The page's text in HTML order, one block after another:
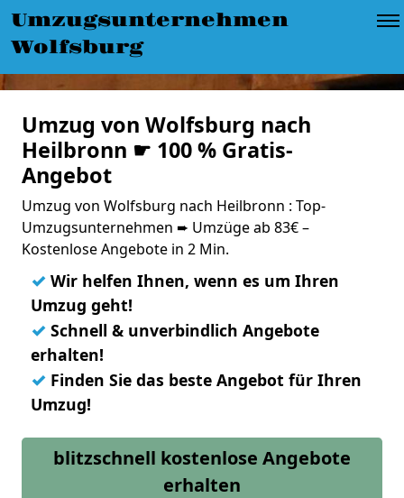
Umzugsunternehmen
Wolfsburg
Umzug von Wolfsburg nach
Heilbronn ☛ 100 % Gratis-
Angebot
Umzug von Wolfsburg nach Heilbronn : Top-
Umzugsunternehmen ➨ Umzüge ab 83€ –
Kostenlose Angebote in 2 Min.
✓ Wir helfen Ihnen, wenn es um Ihren
Umzug geht!
✓ Schnell & unverbindlich Angebote
erhalten!
✓ Finden Sie das beste Angebot für Ihren
Umzug!
blitzschnell kostenlose Angebote
erhalten